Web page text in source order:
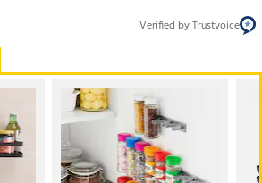
Verified by Trustvoice